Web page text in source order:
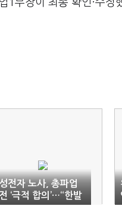
1부장이 최종 확인·수정
전자 노사, 총파업
‘극적 합의’…“한발